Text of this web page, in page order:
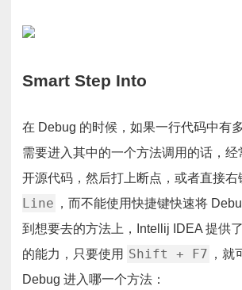
Smart Step Into
在 Debug 的时候，如果一行代码中有
需要进入其中的一个方法调用的话，经
开源代码，然后打上断点，或者直接右
Line ，而不能使用快捷键快速将
到想要去的方法上，Intellij IDEA 提供
的能力，只要使用 Shift + F7 ，就
Debug 进入哪一个方法：